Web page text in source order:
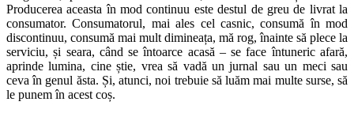
Producerea aceasta în mod continuu este destul de greu de livrat la
consumator. Consumatorul, mai ales cel casnic, consumă în mod
discontinuu, consumă mai mult dimineața, mă rog, înainte să plece la
serviciu, și seara, când se întoarce acasă – se face întuneric afară,
aprinde lumina, cine știe, vrea să vadă un jurnal sau un meci sau
ceva în genul ăsta. Și, atunci, noi trebuie să luăm mai multe surse, să
le punem în acest coș.